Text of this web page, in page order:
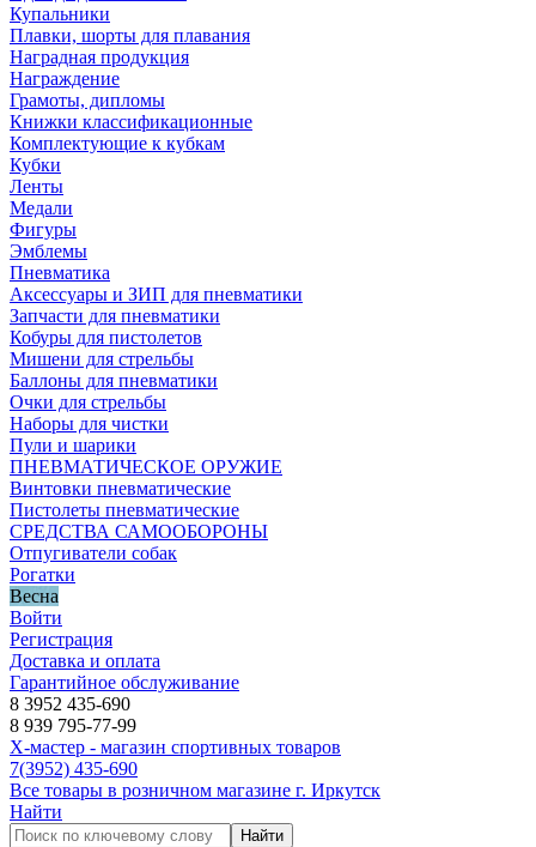
Купальники
Плавки, шорты для плавания
Наградная продукция
Награждение
Грамоты, дипломы
Книжки классификационные
Комплектующие к кубкам
Кубки
Ленты
Медали
Фигуры
Эмблемы
Пневматика
Аксессуары и ЗИП для пневматики
Запчасти для пневматики
Кобуры для пистолетов
Мишени для стрельбы
Баллоны для пневматики
Очки для стрельбы
Наборы для чистки
Пули и шарики
ПНЕВМАТИЧЕСКОЕ ОРУЖИЕ
Винтовки пневматические
Пистолеты пневматические
СРЕДСТВА САМООБОРОНЫ
Отпугиватели собак
Рогатки
Весна
Войти
Регистрация
Доставка и оплата
Гарантийное обслуживание
8 3952 435-690
8 939 795-77-99
Х-мастер - магазин спортивных товаров
7(3952) 435-690
Все товары в розничном магазине г. Иркутск
Найти
Найти